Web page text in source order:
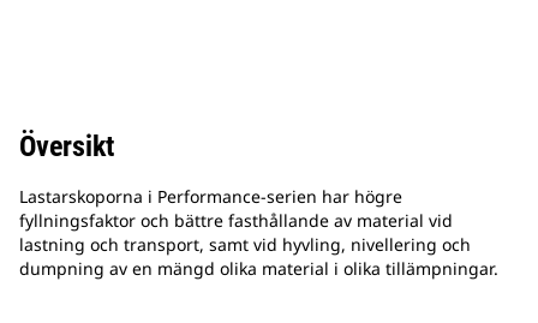
Översikt
Lastarskoporna i Performance-serien har högre
fyllningsfaktor och bättre fasthållande av material vid
lastning och transport, samt vid hyvling, nivellering och
dumpning av en mängd olika material i olika tillämpningar.